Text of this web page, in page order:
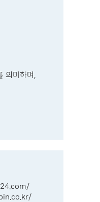
의미하며,